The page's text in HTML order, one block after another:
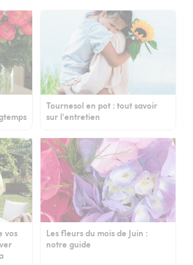
Tournesol en pot : tout savoir
sur l'entretien
vos
Les fleurs du mois de Juin :
notre guide